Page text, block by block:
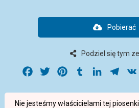
Pobierać
Podziel się tym
Facebook
Twitter PinterestTumblrLinkedIn
Nie jesteśmy właścicielami tej